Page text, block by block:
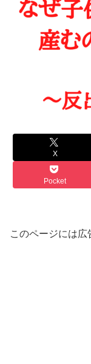
X
Pocket
このページには広